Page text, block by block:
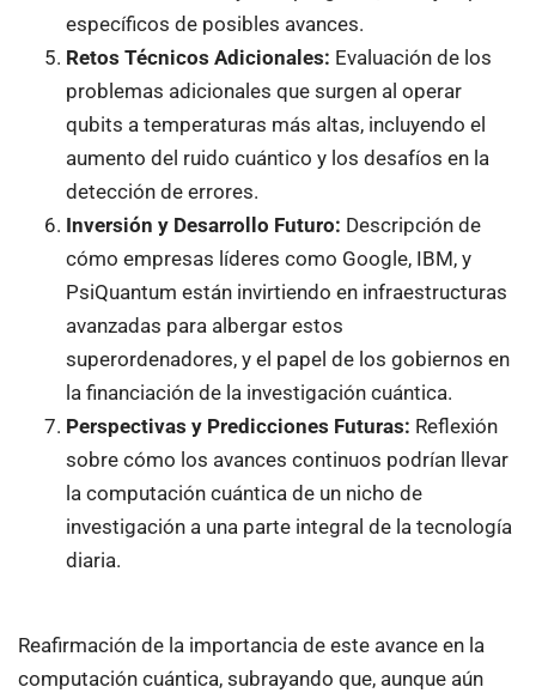
específicos de posibles avances.
Retos Técnicos Adicionales: Evaluación de los
problemas adicionales que surgen al operar
qubits a temperaturas más altas, incluyendo el
aumento del ruido cuántico y los desafíos en la
detección de errores.
Inversión y Desarrollo Futuro: Descripción de
cómo empresas líderes como Google, IBM, y
PsiQuantum están invirtiendo en infraestructuras
avanzadas para albergar estos
superordenadores, y el papel de los gobiernos en
la financiación de la investigación cuántica.
Perspectivas y Predicciones Futuras: Reflexión
sobre cómo los avances continuos podrían llevar
la computación cuántica de un nicho de
investigación a una parte integral de la tecnología
diaria.
Reafirmación de la importancia de este avance en la
computación cuántica, subrayando que, aunque aún